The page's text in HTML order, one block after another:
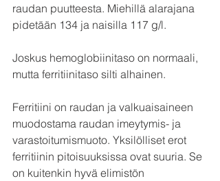
raudan puutteesta. Miehillä alarajana
pidetään 134 ja naisilla 117 g/l.
Joskus hemoglobiinitaso on normaali,
mutta ferritiinitaso silti alhainen.
Ferritiini on raudan ja valkuaisaineen
muodostama raudan imeytymis- ja
varastoitumismuoto. Yksilölliset erot
ferritiinin pitoisuuksissa ovat suuria. Se
on kuitenkin hyvä elimistön